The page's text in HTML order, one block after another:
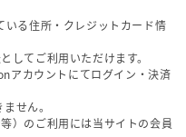
る住所・クレジットカード情
してご利用いただけます。
アカウントにてログイン・決済
せん。
）のご利用には当サイトの会員